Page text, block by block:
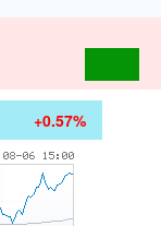
+0.57%